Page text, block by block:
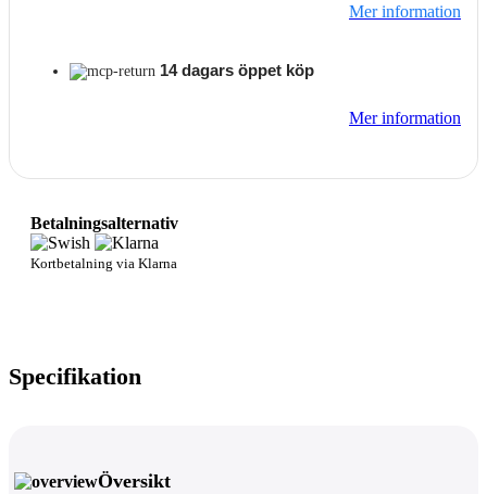
Mer information
14 dagars öppet köp
Mer information
Betalningsalternativ
Kortbetalning via Klarna
Specifikation
Översikt